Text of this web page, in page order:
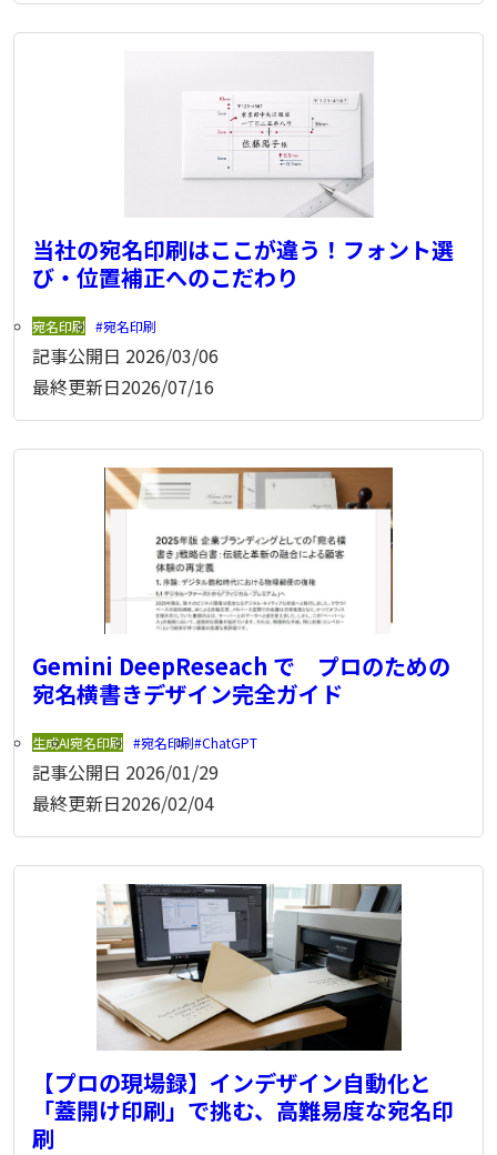
当社の宛名印刷はここが違う！フォント選
び・位置補正へのこだわり
宛名印刷 宛名印刷
記事公開日 2026/03/06
最終更新日2026/07/16
Gemini DeepReseach で プロのための
宛名横書きデザイン完全ガイド
生成AI宛名印刷 宛名印刷 ChatGPT
記事公開日 2026/01/29
最終更新日2026/02/04
【プロの現場録】インデザイン自動化と
「蓋開け印刷」で挑む、高難易度な宛名印
刷